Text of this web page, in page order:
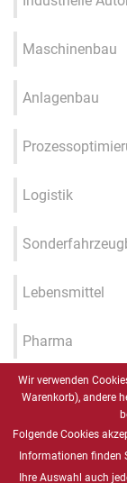
Maschinenbau
Anlagenbau
Logistik
Lebensmittel
Pharma
Industrie 4.0 /
Wir verwenden
Warenkorb), andere
Folgende Cookies
Informationen finden
Ihre Auswahl auch